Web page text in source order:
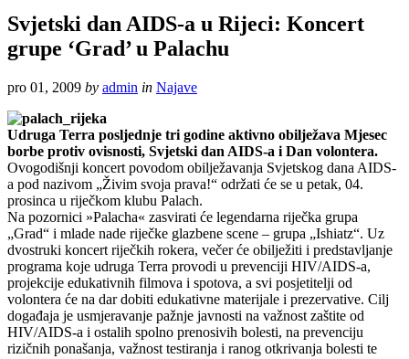
Svjetski dan AIDS-a u Rijeci: Koncert
grupe ‘Grad’ u Palachu
pro 01, 2009 by admin in Najave
Udruga Terra posljednje tri godine aktivno obilježava Mjesec
borbe protiv ovisnosti, Svjetski dan AIDS-a i Dan volontera.
Ovogodišnji koncert povodom obilježavanja Svjetskog dana AIDS-
a pod nazivom „Živim svoja prava!“ održati će se u petak, 04.
prosinca u riječkom klubu Palach.
Na pozornici »Palacha« zasvirati će legendarna riječka grupa
„Grad“ i mlade nade riječke glazbene scene – grupa „Ishiatz“. Uz
dvostruki koncert riječkih rokera, večer će obilježiti i predstavljanje
programa koje udruga Terra provodi u prevenciji HIV/AIDS-a,
projekcije edukativnih filmova i spotova, a svi posjetitelji od
volontera će na dar dobiti edukativne materijale i prezervative. Cilj
događaja je usmjeravanje pažnje javnosti na važnost zaštite od
HIV/AIDS-a i ostalih spolno prenosivih bolesti, na prevenciju
rizičnih ponašanja, važnost testiranja i ranog otkrivanja bolesti te